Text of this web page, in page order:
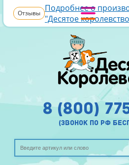
Отзывы Подробнее о
"Десятое
8 (800)
(звонок по рф